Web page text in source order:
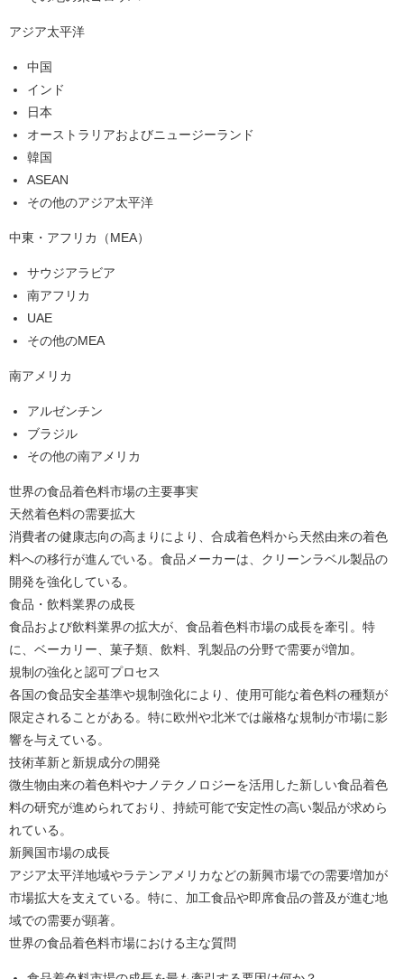
アジア太平洋
中国
インド
日本
オーストラリアおよびニュージーランド
韓国
ASEAN
その他のアジア太平洋
中東・アフリカ（MEA）
サウジアラビア
南アフリカ
UAE
その他のMEA
南アメリカ
アルゼンチン
ブラジル
その他の南アメリカ
世界の食品着色料市場の主要事実
天然着色料の需要拡大
消費者の健康志向の高まりにより、合成着色料から天然由来の着色
料への移行が進んでいる。食品メーカーは、クリーンラベル製品の
開発を強化している。
食品・飲料業界の成長
食品および飲料業界の拡大が、食品着色料市場の成長を牽引。特
に、ベーカリー、菓子類、飲料、乳製品の分野で需要が増加。
規制の強化と認可プロセス
各国の食品安全基準や規制強化により、使用可能な着色料の種類が
限定されることがある。特に欧州や北米では厳格な規制が市場に影
響を与えている。
技術革新と新規成分の開発
微生物由来の着色料やナノテクノロジーを活用した新しい食品着色
料の研究が進められており、持続可能で安定性の高い製品が求めら
れている。
新興国市場の成長
アジア太平洋地域やラテンアメリカなどの新興市場での需要増加が
市場拡大を支えている。特に、加工食品や即席食品の普及が進む地
域での需要が顕著。
世界の食品着色料市場における主な質問